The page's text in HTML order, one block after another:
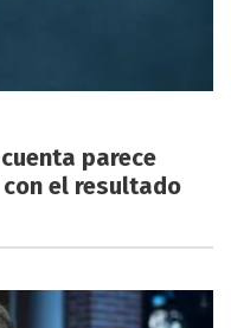
parece
el resultado